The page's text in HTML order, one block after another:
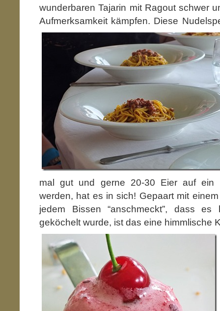
wunderbaren Tajarin mit Ragout schwer
Aufmerksamkeit kämpfen. Diese
mal gut und gerne 20-30 Eier auf ein
werden, hat es in sich! Gepaart mit
jedem Bissen “anschmeckt”, dass es
geköchelt wurde, ist das eine himmlische